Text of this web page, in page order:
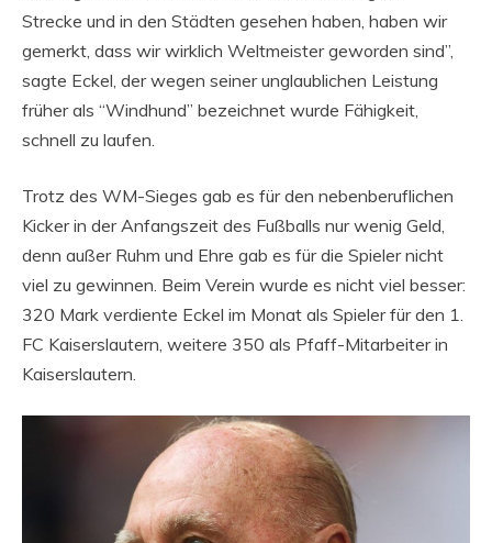
Strecke und in den Städten gesehen haben, haben wir
gemerkt, dass wir wirklich Weltmeister geworden sind”,
sagte Eckel, der wegen seiner unglaublichen Leistung
früher als “Windhund” bezeichnet wurde Fähigkeit,
schnell zu laufen.
Trotz des WM-Sieges gab es für den nebenberuflichen
Kicker in der Anfangszeit des Fußballs nur wenig Geld,
denn außer Ruhm und Ehre gab es für die Spieler nicht
viel zu gewinnen. Beim Verein wurde es nicht viel besser:
320 Mark verdiente Eckel im Monat als Spieler für den 1.
FC Kaiserslautern, weitere 350 als Pfaff-Mitarbeiter in
Kaiserslautern.